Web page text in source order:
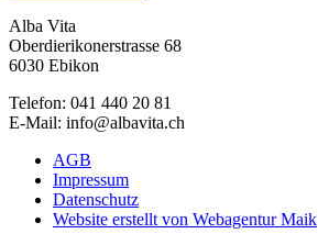
Alba Vita
Oberdierikonerstrasse 68
6030 Ebikon
Telefon: 041 440 20 81
E-Mail: info@albavita.ch
AGB
Impressum
Datenschutz
Website erstellt von Webagentur Maik